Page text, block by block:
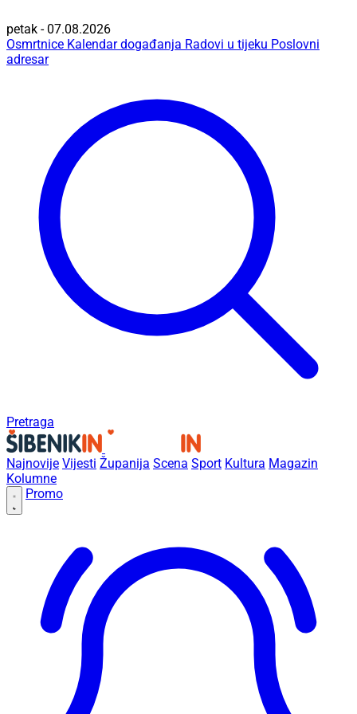
petak - 07.08.2026
Osmrtnice Kalendar događanja Radovi u tijeku Poslovni
adresar
Pretraga
Najnovije Vijesti Županija Scena Sport Kultura Magazin
Kolumne
Promo